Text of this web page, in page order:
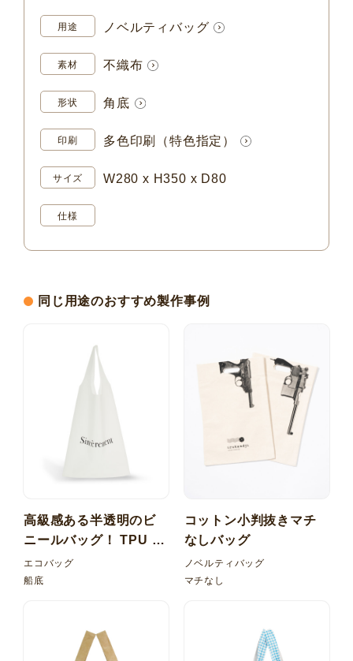
用途 ノベルティバッグ
素材 不織布
形状 角底
印刷 多色印刷（特色指定）
サイズ W280 x H350 x D80
仕様
同じ用途のおすすめ製作事例
高級感ある半透明のビ
ニールバッグ！ TPU 梨
地 マルシェ型バッグ
エコバッグ
船底
コットン小判抜きマチ
なしバッグ
ノベルティバッグ
マチなし